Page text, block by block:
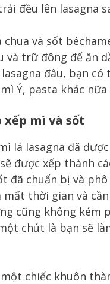
đều lên lasagna
và sốt
và trữ đông để ăn
đâu, bạn có
Ý, pasta khác nữa
xếp mì và sốt
lá lasagna đã
được xếp thành
đã chuẩn bị và
mất thời gian và
cũng không kém
chút là bạn sẽ
chiếc khuôn